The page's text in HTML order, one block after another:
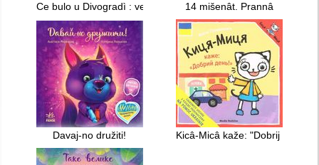
Ce bulo u Divogradì : vesela ditâča kazočka
14 mišenât. Prannâ
Davaj-no družiti! Kicâ-Micâ kaže: "Dobrij den'!"